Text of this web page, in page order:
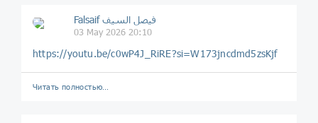
Falsaif فيصل السيف
03 May 2026 20:10
https://youtu.be/c0wP4J_RiRE?si=W173jncdmd5zsKjf
Читать полностью…